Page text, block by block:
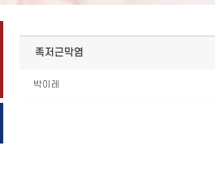
족저근막염
박이레